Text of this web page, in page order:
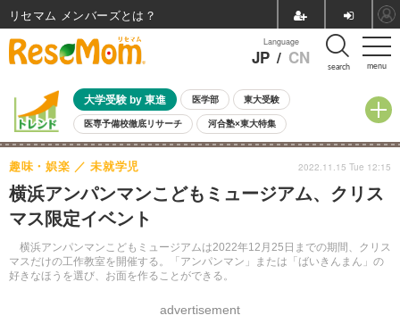
menu
Language
JP / CN search
大学受験 by 東進 医学部 東大受験
医専予備校徹底リサーチ 河合塾×東大特集
親子で考える大学選び 高校受験 中学受験 小学校受験
共通テスト 夏休み
8月開催イベント・WS 全国公立高校 過去問 人気記事
自由研究教材（小学生向け）
横浜アンパンマンこどもミュージアム、クリス
マス限定イベント
横浜アンパンマンこどもミュージアムは2022年12月25日までの期間、クリス
マスだけの工作教室を開催する。「アンパンマン」または「ばいきんまん」の
好きなほうを選び、お面を作ることができる。
趣味・娯楽 未就学児
advertisement
2022.11.15 Tue 12:15
リセマム メンバーズ